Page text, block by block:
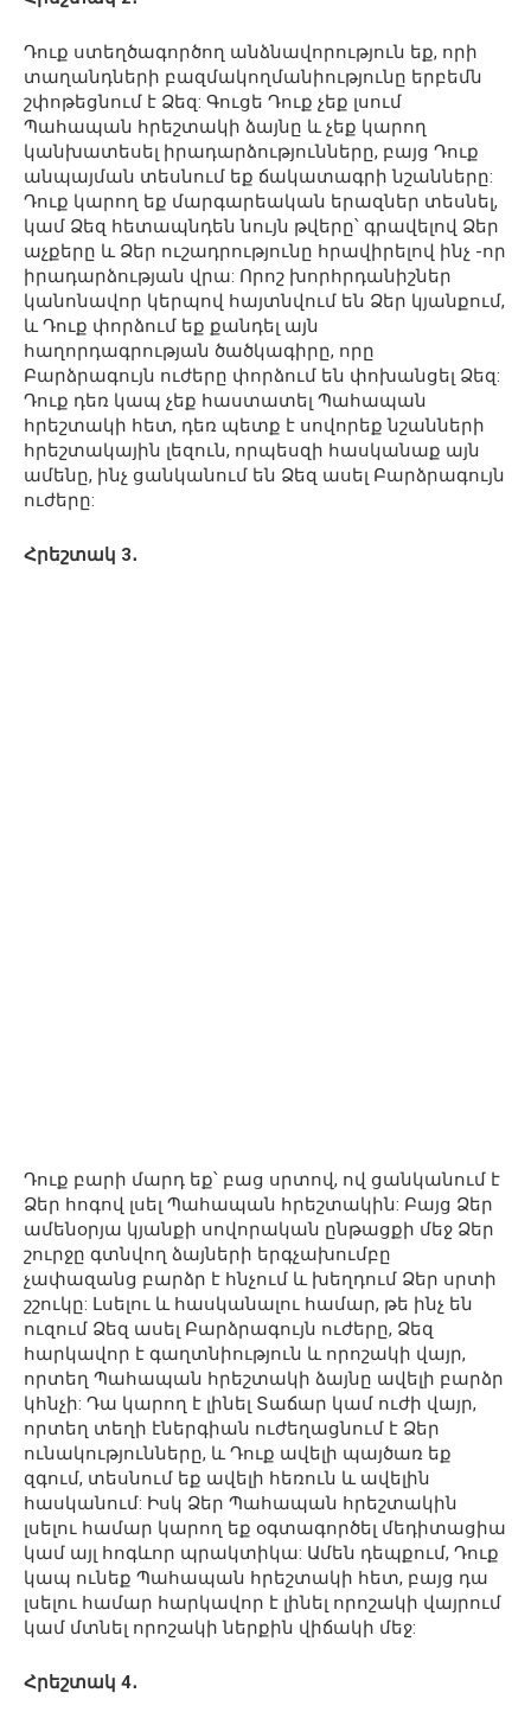
Դուք ստեղծագործող անձնավորություն եք, որի
տաղանդների բազմակողմանիությունը երբեմն
շփոթեցնում է Ձեզ: Գուցե Դուք չեք լսում
Պահապան հրեշտակի ձայնը և չեք կարող
կանխատեսել իրադարձությունները, բայց Դուք
անպայման տեսնում եք ճակատագրի նշանները:
Դուք կարող եք մարգարեական երազներ տեսնել,
կամ Ձեզ հետապնդեն նույն թվերը՝ գրավելով Ձեր
աչքերը և Ձեր ուշադրությունը հրավիրելով ինչ -որ
իրադարձության վրա: Որոշ խորհրդանիշներ
կանոնավոր կերպով հայտնվում են Ձեր կյանքում,
և Դուք փորձում եք քանդել այն
հաղորդագրության ծածկագիրը, որը
Բարձրագույն ուժերը փորձում են փոխանցել Ձեզ:
Դուք դեռ կապ չեք հաստատել Պահապան
հրեշտակի հետ, դեռ պետք է սովորեք նշանների
հրեշտակային լեզուն, որպեսզի հասկանաք այն
ամենը, ինչ ցանկանում են Ձեզ ասել Բարձրագույն
ուժերը:
Հրեշտակ 3․
Դուք բարի մարդ եք՝ բաց սրտով, ով ցանկանում է
Ձեր հոգով լսել Պահապան հրեշտակին: Բայց Ձեր
ամենօրյա կյանքի սովորական ընթացքի մեջ Ձեր
շուրջը գտնվող ձայների երգչախումբը
չափազանց բարձր է հնչում և խեղդում Ձեր սրտի
շշուկը: Լսելու և հասկանալու համար, թե ինչ են
ուզում Ձեզ ասել Բարձրագույն ուժերը, Ձեզ
հարկավոր է գաղտնիություն և որոշակի վայր,
որտեղ Պահապան հրեշտակի ձայնը ավելի բարձր
կհնչի: Դա կարող է լինել Տաճար կամ ուժի վայր,
որտեղ տեղի էներգիան ուժեղացնում է Ձեր
ունակությունները, և Դուք ավելի պայծառ եք
զգում, տեսնում եք ավելի հեռուն և ավելին
հասկանում: Իսկ Ձեր Պահապան հրեշտակին
լսելու համար կարող եք օգտագործել մեդիտացիա
կամ այլ հոգևոր պրակտիկա: Ամեն դեպքում, Դուք
կապ ունեք Պահապան հրեշտակի հետ, բայց դա
լսելու համար հարկավոր է լինել որոշակի վայրում
կամ մտնել որոշակի ներքին վիճակի մեջ:
Հրեշտակ 4․